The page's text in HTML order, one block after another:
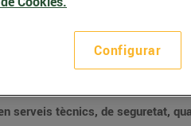
La certificació identifica aquells establiments i espais que
Configurar